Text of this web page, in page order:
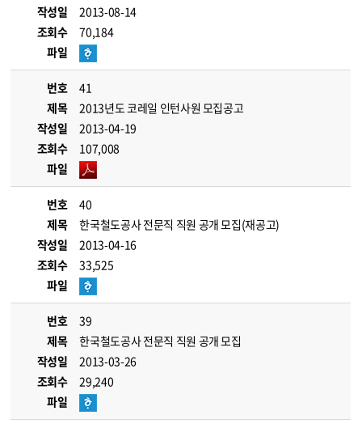
작성일
2013-08-14
조회수
70,184
파일
번호
41
제목
2013년도 코레일 인턴사원 모집공고
작성일
2013-04-19
조회수
107,008
파일
번호
40
제목
한국철도공사 전문직 직원 공개 모집(재공고)
작성일
2013-04-16
조회수
33,525
파일
번호
39
제목
한국철도공사 전문직 직원 공개 모집
작성일
2013-03-26
조회수
29,240
파일